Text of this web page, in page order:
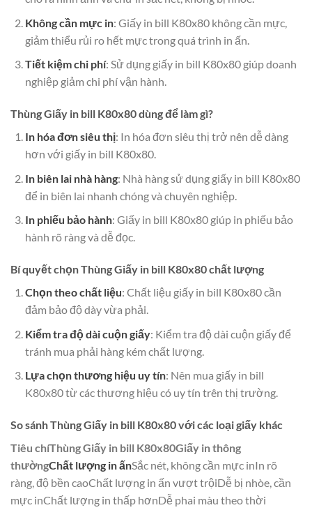
Không cần mực in: Giấy in bill K80x80 không cần mực,
giảm thiểu rủi ro hết mực trong quá trình in ấn.
Tiết kiệm chi phí: Sử dụng giấy in bill K80x80 giúp doanh
nghiệp giảm chi phí vận hành.
Thùng Giấy in bill K80x80 dùng để làm gì?
In hóa đơn siêu thị: In hóa đơn siêu thị trở nên dễ dàng
hơn với giấy in bill K80x80.
In biên lai nhà hàng: Nhà hàng sử dụng giấy in bill K80x80
để in biên lai nhanh chóng và chuyên nghiệp.
In phiếu bảo hành: Giấy in bill K80x80 giúp in phiếu bảo
hành rõ ràng và dễ đọc.
Bí quyết chọn Thùng Giấy in bill K80x80 chất lượng
Chọn theo chất liệu: Chất liệu giấy in bill K80x80 cần
đảm bảo độ dày vừa phải.
Kiểm tra độ dài cuộn giấy: Kiểm tra độ dài cuộn giấy để
tránh mua phải hàng kém chất lượng.
Lựa chọn thương hiệu uy tín: Nên mua giấy in bill
K80x80 từ các thương hiệu có uy tín trên thị trường.
So sánh Thùng Giấy in bill K80x80 với các loại giấy khác
Tiêu chíThùng Giấy in bill K80x80Giấy in thông
thườngChất lượng in ấnSắc nét, không cần mực inIn rõ
ràng, độ bền caoChất lượng in ấn vượt trộiDễ bị nhòe, cần
mực inChất lượng in thấp hơnDễ phai màu theo thời